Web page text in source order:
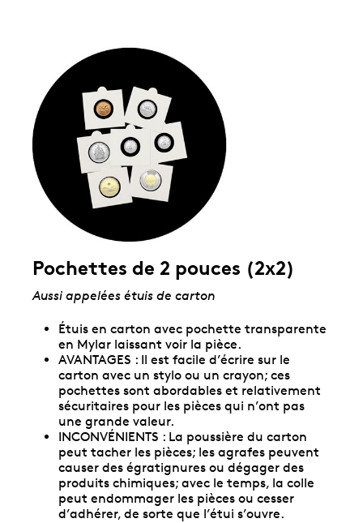
Pochettes de 2 pouces (2x2)
Aussi appelées étuis de carton
Étuis en carton avec pochette transparente
en Mylar laissant voir la pièce.
AVANTAGES : Il est facile d’écrire sur le
carton avec un stylo ou un crayon; ces
pochettes sont abordables et relativement
sécuritaires pour les pièces qui n’ont pas
une grande valeur.
INCONVÉNIENTS : La poussière du carton
peut tacher les pièces; les agrafes peuvent
causer des égratignures ou dégager des
produits chimiques; avec le temps, la colle
peut endommager les pièces ou cesser
d’adhérer, de sorte que l’étui s’ouvre.